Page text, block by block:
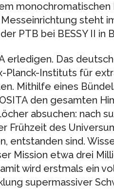
steht
PTB bei BESSY II in
erledigen. Das
Planck-Instituts für
Mithilfe eines
den gesamten
absuchen: nach
Frühzeit des
entstanden sind.
Mission etwa drei
wird erstmals ein
supermassiver